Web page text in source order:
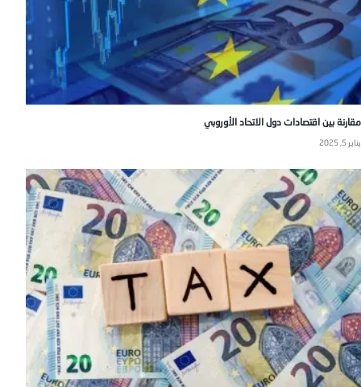
مقارنة بين اقتصادات دول الاتحاد الأوروبي
يناير 5, 2025